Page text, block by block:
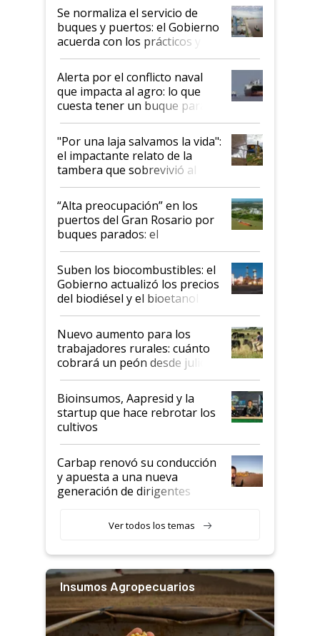
Se normaliza el servicio de
buques y puertos: el Gobierno
acuerda con los prácticos y
suspende el decreto de
desregulación
Alerta por el conflicto naval
que impacta al agro: lo que
cuesta tener un buque parado
y el peligro de que Argentina
pase a ser "país sucio"
"Por una laja salvamos la vida":
el impactante relato de la
tambera que sobrevivió al
tornado
“Alta preocupación” en los
puertos del Gran Rosario por
buques parados: el
funcionamiento de las
exportadoras en tensión tras
la medida de fuerza de los
prácticos
Suben los biocombustibles: el
Gobierno actualizó los precios
del biodiésel y el bioetanol
Nuevo aumento para los
trabajadores rurales: cuánto
cobrará un peón desde julio
Bioinsumos, Aapresid y la
startup que hace rebrotar los
cultivos
Carbap renovó su conducción
y apuesta a una nueva
generación de dirigentes
Ver todos los temas
Insumos Agropecuarios